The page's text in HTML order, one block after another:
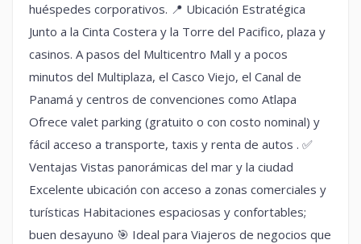
huéspedes corporativos. 📍 Ubicación Estratégica
Junto a la Cinta Costera y la Torre del Pacifico, plaza y
casinos. A pasos del Multicentro Mall y a pocos
minutos del Multiplaza, el Casco Viejo, el Canal de
Panamá y centros de convenciones como Atlapa
Ofrece valet parking (gratuito o con costo nominal) y
fácil acceso a transporte, taxis y renta de autos . ✅
Ventajas Vistas panorámicas del mar y la ciudad
Excelente ubicación con acceso a zonas comerciales y
turísticas Habitaciones espaciosas y confortables;
buen desayuno 🎯 Ideal para Viajeros de negocios que